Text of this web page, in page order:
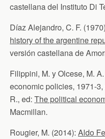
castellana del Instituto Di
Díaz Alejandro, C. F.
history of the argentine
versión castellana de
Filippini, M. y Olcese, M.
economic policies, 1971-
R., ed: The political
Macmillan.
Rougier, M. (2014): Aldo